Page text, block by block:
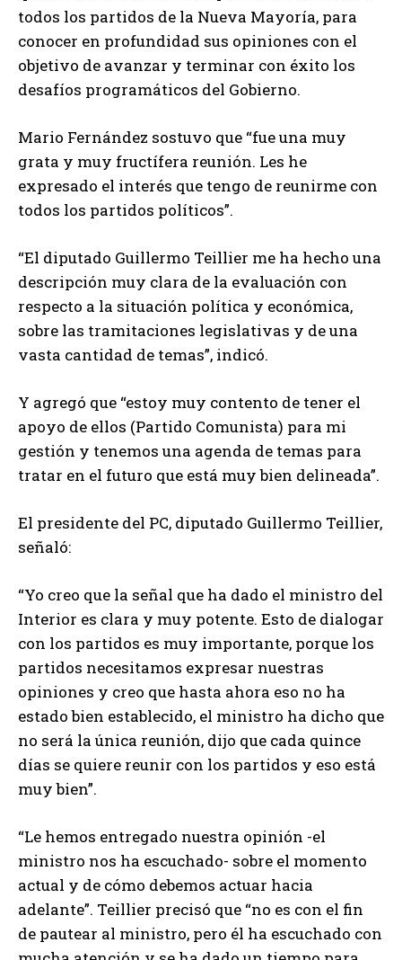
todos los partidos de la Nueva Mayoría, para
conocer en profundidad sus opiniones con el
objetivo de avanzar y terminar con éxito los
desafíos programáticos del Gobierno.
Mario Fernández sostuvo que “fue una muy
grata y muy fructífera reunión. Les he
expresado el interés que tengo de reunirme con
todos los partidos políticos”.
“El diputado Guillermo Teillier me ha hecho una
descripción muy clara de la evaluación con
respecto a la situación política y económica,
sobre las tramitaciones legislativas y de una
vasta cantidad de temas”, indicó.
Y agregó que “estoy muy contento de tener el
apoyo de ellos (Partido Comunista) para mi
gestión y tenemos una agenda de temas para
tratar en el futuro que está muy bien delineada”.
El presidente del PC, diputado Guillermo Teillier,
señaló:
“Yo creo que la señal que ha dado el ministro del
Interior es clara y muy potente. Esto de dialogar
con los partidos es muy importante, porque los
partidos necesitamos expresar nuestras
opiniones y creo que hasta ahora eso no ha
estado bien establecido, el ministro ha dicho que
no será la única reunión, dijo que cada quince
días se quiere reunir con los partidos y eso está
muy bien”.
“Le hemos entregado nuestra opinión -el
ministro nos ha escuchado- sobre el momento
actual y de cómo debemos actuar hacia
adelante”. Teillier precisó que “no es con el fin
de pautear al ministro, pero él ha escuchado con